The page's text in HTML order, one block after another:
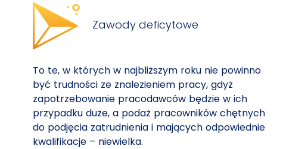
Zawody deficytowe
To te, w których w najbliższym roku nie powinno
być trudności ze znalezieniem pracy, gdyż
zapotrzebowanie pracodawców będzie w ich
przypadku duże, a podaż pracowników chętnych
do podjęcia zatrudnienia i mających odpowiednie
kwalifikacje – niewielka.